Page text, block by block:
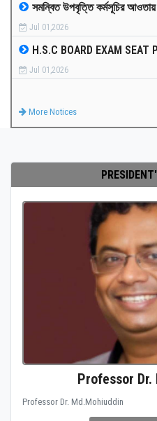
CO-CURRICULUM
RESULTS
সমন্বিত উপবৃত্তি কর্মসূচির আওতায়
Jul 01,2026
H.S.C BOARD EXAM SEAT
Jul 01,2026
More Notices
Professor Dr.
Professor Dr. Md.Mohiuddin